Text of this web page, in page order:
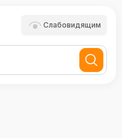
Слабовидящим